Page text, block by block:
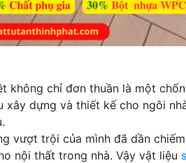
chỉ đơn thuần là một
dựng và thiết kế cho ngôi
vượt trội của mình đã dần
nội thất trong nhà. Vậy vật liệu